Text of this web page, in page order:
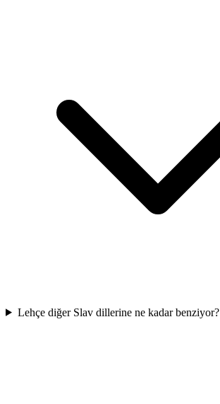
Lehçe diğer Slav dillerine ne kadar benziyor?